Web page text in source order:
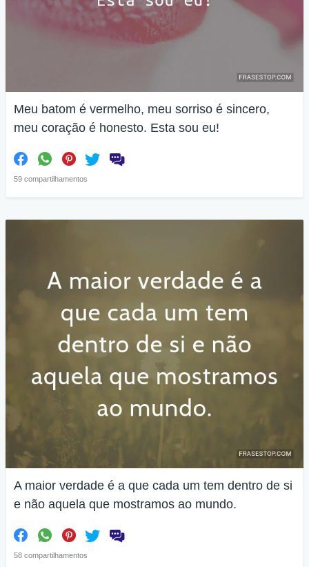
Meu batom é vermelho, meu sorriso é sincero,
meu coração é honesto. Esta sou eu!
59 compartilhamentos
A maior verdade é a que cada um tem dentro de si
e não aquela que mostramos ao mundo.
58 compartilhamentos